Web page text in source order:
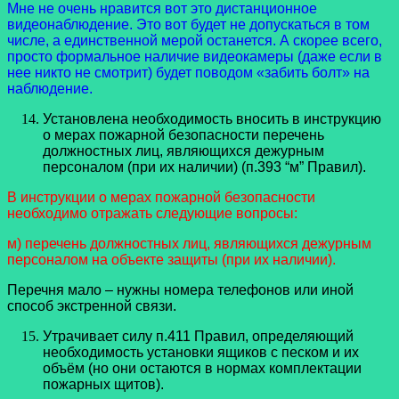
Мне не очень нравится вот это дистанционное
видеонаблюдение. Это вот будет не допускаться в том
числе, а единственной мерой останется. А скорее всего,
просто формальное наличие видеокамеры (даже если в
нее никто не смотрит) будет поводом «забить болт» на
наблюдение.
Установлена необходимость вносить в инструкцию
о мерах пожарной безопасности перечень
должностных лиц, являющихся дежурным
персоналом (при их наличии) (п.393 “м” Правил).
В инструкции о мерах пожарной безопасности
необходимо отражать следующие вопросы:
м) перечень должностных лиц, являющихся дежурным
персоналом на объекте защиты (при их наличии).
Перечня мало – нужны номера телефонов или иной
способ экстренной связи.
Утрачивает силу п.411 Правил, определяющий
необходимость установки ящиков с песком и их
объём (но они остаются в нормах комплектации
пожарных щитов).